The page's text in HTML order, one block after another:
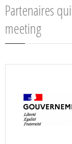
Partenaires
meeting